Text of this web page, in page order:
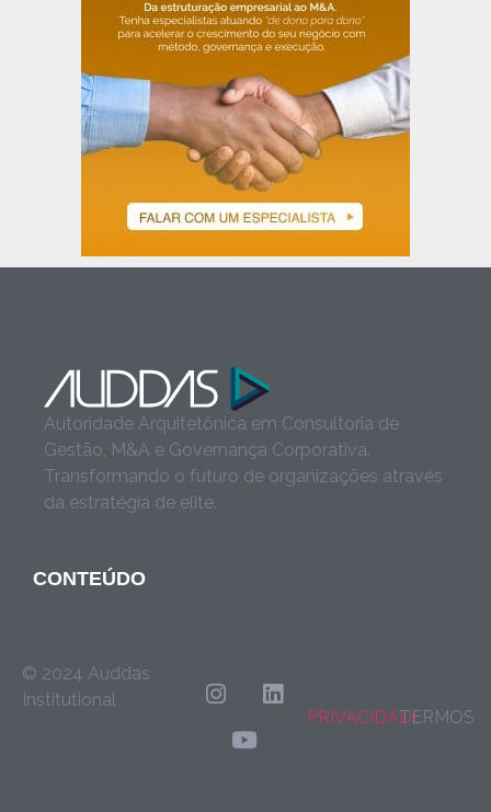
Autoridade Arquitetônica em Consultoria de
Gestão, M&A e Governança Corporativa.
Transformando o futuro de organizações através
da estratégia de elite.
CONTEÚDO
© 2024 Auddas
Institutional
PRIVACIDADETERMOS